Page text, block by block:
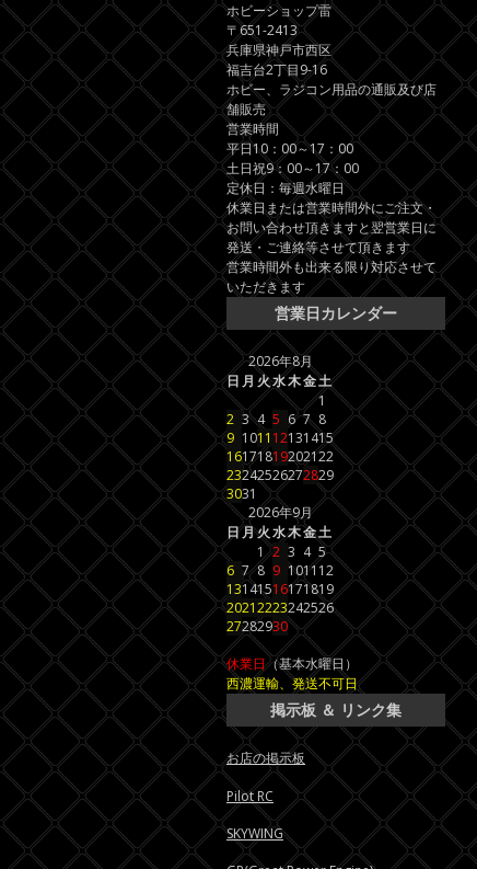
ホビーショップ雷
〒651-2413
兵庫県神戸市西区
福吉台2丁目9-16
ホビー、ラジコン用品の通販及び店
舗販売
営業時間
平日10：00～17：00
土日祝9：00～17：00
定休日：毎週水曜日
休業日または営業時間外にご注文・
お問い合わせ頂きますと翌営業日に
発送・ご連絡等させて頂きます
営業時間外も出来る限り対応させて
いただきます
営業日カレンダー
2026年8月
日 月 火水木金土
1
2 3 4 5 6 7 8
9 1011 12131415
16171819202122
23242526272829
3031
2026年9月
日月火水木金土
1 2 3 4 5
6 7 8 9 101112
13141516171819
20212223242526
27282930
休業日（基本水曜日）
西濃運輸、発送不可日
掲示板 ＆ リンク集
お店の掲示板
Pilot RC
SKYWING